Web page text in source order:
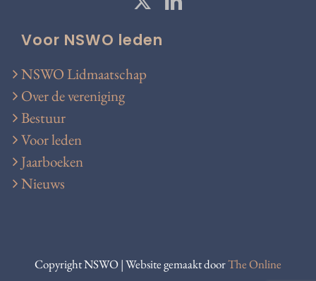
Voor NSWO leden
NSWO Lidmaatschap
Over de vereniging
Bestuur
Voor leden
Jaarboeken
Nieuws
Copyright NSWO | Website gemaakt doorThe Online